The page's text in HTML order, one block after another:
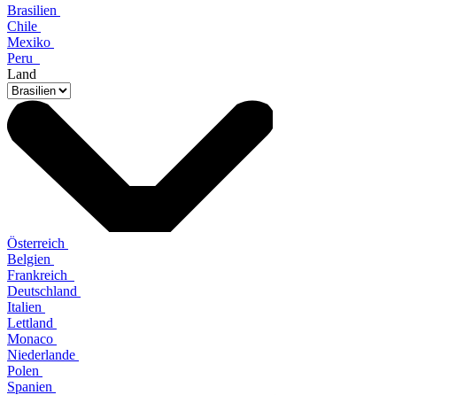
Brasilien
Chile
Mexiko
Peru
Land
Österreich
Belgien
Frankreich
Deutschland
Italien
Lettland
Monaco
Niederlande
Polen
Spanien